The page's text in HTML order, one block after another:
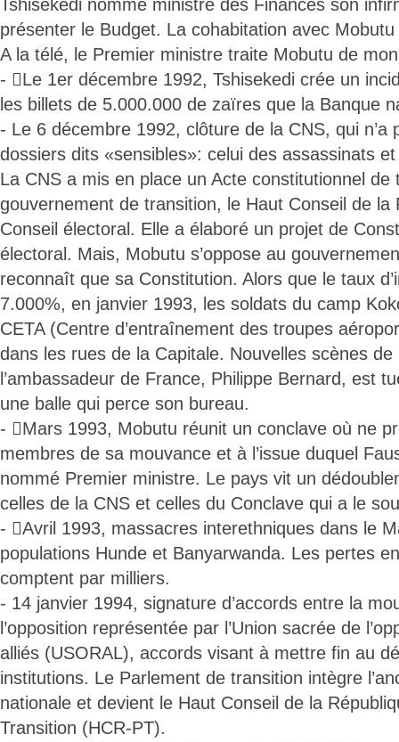
Tshisekedi nomme ministre des Finances son
présenter le Budget. La cohabitation avec
A la télé, le Premier ministre traite Mobutu de
- Le 1er décembre 1992, Tshisekedi crée un
les billets de 5.000.000 de zaïres que la Banque
- Le 6 décembre 1992, clôture de la CNS, qui n’a
dossiers dits «sensibles»: celui des assassinats
La CNS a mis en place un Acte constitutionnel de
gouvernement de transition, le Haut Conseil de la
Conseil électoral. Elle a élaboré un projet de
électoral. Mais, Mobutu s’oppose au
reconnaît que sa Constitution. Alors que le taux
7.000%, en janvier 1993, les soldats du camp
CETA (Centre d’entraînement des troupes
dans les rues de la Capitale. Nouvelles scènes
l’ambassadeur de France, Philippe Bernard, est
une balle qui perce son bureau.
- Mars 1993, Mobutu réunit un conclave où ne
membres de sa mouvance et à l’issue duquel
nommé Premier ministre. Le pays vit un
celles de la CNS et celles du Conclave qui a le
- Avril 1993, massacres interethniques dans le
populations Hunde et Banyarwanda. Les pertes
comptent par milliers.
- 14 janvier 1994, signature d’accords entre la
l’opposition représentée par l’Union sacrée de
alliés (USORAL), accords visant à mettre fin au
institutions. Le Parlement de transition intègre
nationale et devient le Haut Conseil de la
Transition (HCR-PT).